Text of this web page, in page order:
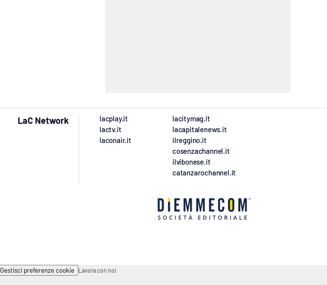
LaC Network
lacplay.it
lactv.it
laconair.it
lacitymag.it
lacapitalenews.it
ilreggino.it
cosenzachannel.it
ilvibonese.it
catanzarochannel.it
Gestisci preferenze cookie Lavora con noi